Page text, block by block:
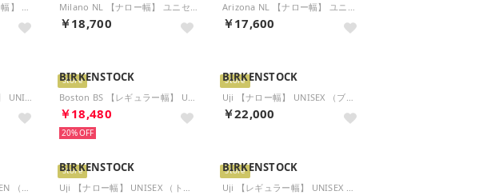
￥18,700 ￥17,600
Store
BIRKENSTOCK
￥18,480
20%
Store
BIRKENSTOCK
￥22,000
Store
BIRKENSTOCK Store
BIRKENSTOCK